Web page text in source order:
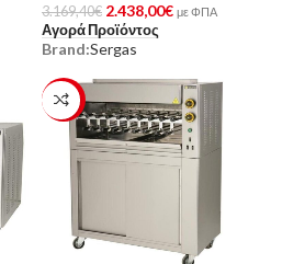
3.169,40€ 2.438,00€ με ΦΠΑ
Αγορά Προϊόντος
Brand:Sergas
-23%